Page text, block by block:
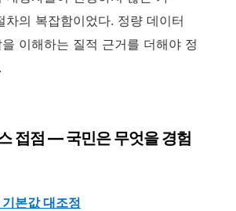
차의 복잡함이었다. 정량 데이터
이해하는 질적 근거를 더해야 정
접점 — 국민은 무엇을 경험
본값 대조정